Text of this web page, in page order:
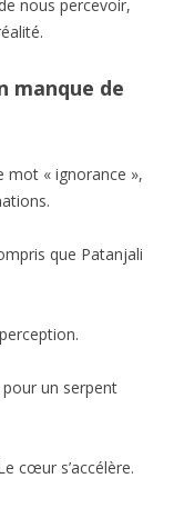
nous percevoir,
manque de
mot « ignorance »,
que Patanjali
un serpent
cœur s’accélère.